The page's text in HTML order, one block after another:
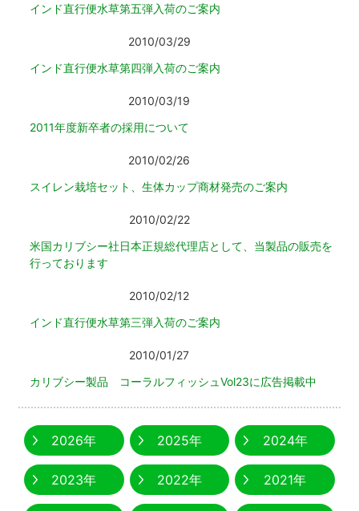
インド直行便水草第五弾入荷のご案内
2010/03/29
インド直行便水草第四弾入荷のご案内
2010/03/19
2011年度新卒者の採用について
2010/02/26
スイレン栽培セット、生体カップ商材発売のご案内
2010/02/22
米国カリブシー社日本正規総代理店として、当製品の販売を
行っております
2010/02/12
インド直行便水草第三弾入荷のご案内
2010/01/27
カリブシー製品 コーラルフィッシュVol23に広告掲載中
2026年 2025年 2024年
2023年 2022年 2021年